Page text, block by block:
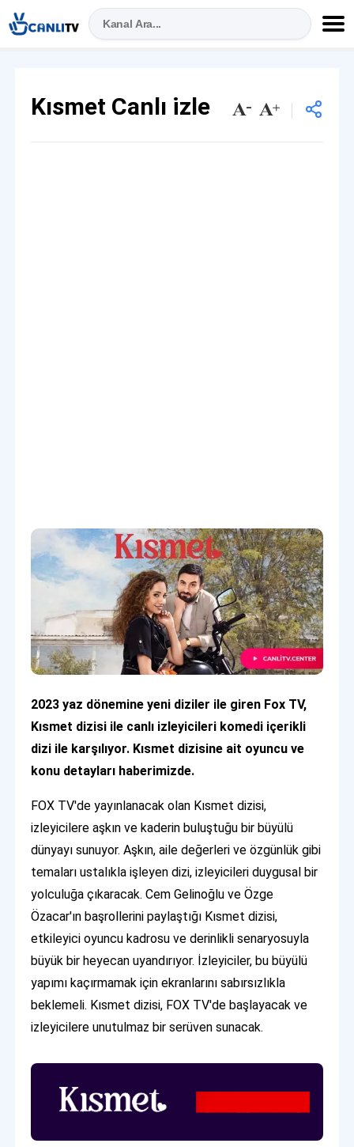
Kısmet Canlı izle
2023 yaz dönemine yeni diziler ile giren Fox TV,
Kısmet dizisi ile canlı izleyicileri komedi içerikli
dizi ile karşılıyor. Kısmet dizisine ait oyuncu ve
konu detayları haberimizde.
FOX TV'de yayınlanacak olan Kısmet dizisi,
izleyicilere aşkın ve kaderin buluştuğu bir büyülü
dünyayı sunuyor. Aşkın, aile değerleri ve özgünlük gibi
temaları ustalıkla işleyen dizi, izleyicileri duygusal bir
yolculuğa çıkaracak. Cem Gelinoğlu ve Özge
Özacar'ın başrollerini paylaştığı Kısmet dizisi,
etkileyici oyuncu kadrosu ve derinlikli senaryosuyla
büyük bir heyecan uyandırıyor. İzleyiciler, bu büyülü
yapımı kaçırmamak için ekranlarını sabırsızlıkla
beklemeli. Kısmet dizisi, FOX TV'de başlayacak ve
izleyicilere unutulmaz bir serüven sunacak.